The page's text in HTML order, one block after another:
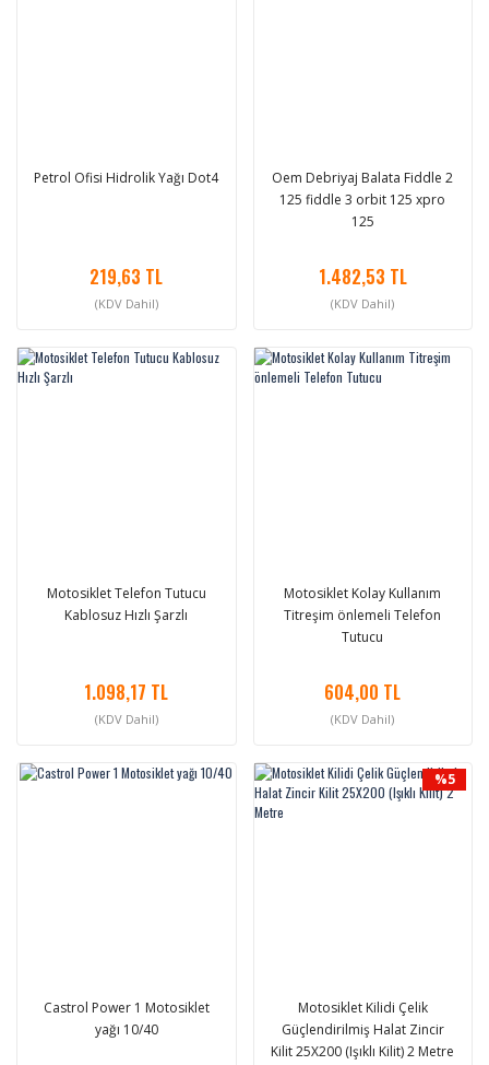
Petrol Ofisi Hidrolik Yağı Dot4
219,63 TL
(KDV Dahil)
Oem Debriyaj Balata Fiddle 2
125 fiddle 3 orbit 125 xpro
125
1.482,53 TL
(KDV Dahil)
Motosiklet Telefon Tutucu
Kablosuz Hızlı Şarzlı
1.098,17 TL
(KDV Dahil)
Motosiklet Kolay Kullanım
Titreşim önlemeli Telefon
Tutucu
604,00 TL
(KDV Dahil)
Castrol Power 1 Motosiklet
yağı 10/40
Motosiklet Kilidi Çelik
Güçlendirilmiş Halat Zincir
Kilit 25X200 (Işıklı Kilit) 2 Metre
%5